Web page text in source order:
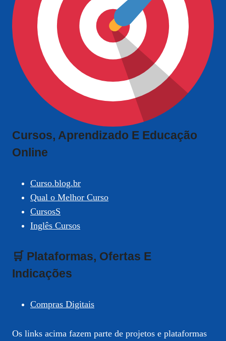
Cursos, Aprendizado E Educação
Online
Curso.blog.br
Qual o Melhor Curso
CursosS
Inglês Cursos
🛒 Plataformas, Ofertas E
Indicações
Compras Digitais
Os links acima fazem parte de projetos e plataformas